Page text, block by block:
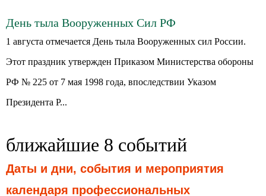
День тыла Вооруженных Сил РФ
1 августа отмечается День тыла Вооруженных сил России.
Этот праздник утвержден Приказом Министерства обороны
РФ № 225 от 7 мая 1998 года, впоследствии Указом
Президента Р...
ближайшие 8 событий
Даты и дни, события и мероприятия
календаря профессиональных